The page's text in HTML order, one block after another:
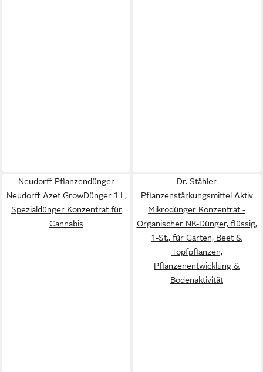
Neudorff Pflanzendünger
Neudorff Azet GrowDünger 1 L,
Spezialdünger Konzentrat für
Cannabis
Dr. Stähler
Pflanzenstärkungsmittel Aktiv
Mikrodünger Konzentrat -
Organischer NK-Dünger, flüssig,
1-St., für Garten, Beet &
Topfpflanzen,
Pflanzenentwicklung &
Bodenaktivität